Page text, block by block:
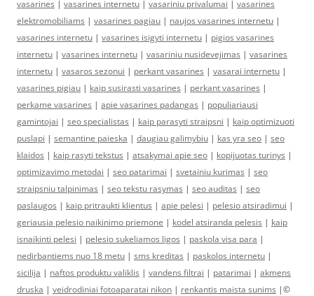
vasarines | vasarines internetu | vasariniu privalumai | vasarines
elektromobiliams | vasarines pagiau | naujos vasarines internetu |
vasarines internetu | vasarines isigyti internetu | pigios vasarines
internetu | vasarines internetu | vasariniu nusidevejimas | vasarines
internetu | vasaros sezonui | perkant vasarines | vasarai internetu |
vasarines pigiau | kaip susirasti vasarines | perkant vasarines |
perkame vasarines | apie vasarines padangas | populiariausi
gamintojai | seo specialistas | kaip parasyti straipsni | kaip optimizuoti
puslapi | semantine paieska | daugiau galimybiu | kas yra seo | seo
klaidos | kaip rasyti tekstus | atsakymai apie seo | kopijuotas turinys |
optimizavimo metodai | seo patarimai | svetainiu kurimas | seo
straipsniu talpinimas | seo tekstu rasymas | seo auditas | seo
paslaugos | kaip pritraukti klientus | apie pelesi | pelesio atsiradimui |
geriausia pelesio naikinimo priemone | kodel atsiranda pelesis | kaip
isnaikinti pelesi | pelesio sukeliamos ligos | paskola visa para |
nedirbantiems nuo 18 metu | sms kreditas | paskolos internetu |
sicilija | naftos produktu valiklis | vandens filtrai | patarimai | akmens
druska | veidrodiniai fotoaparatai nikon | renkantis maista sunims |©